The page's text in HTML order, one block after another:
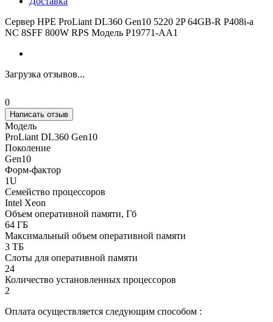
Сервер HPE ProLiant DL360 Gen10 5220 2P 64GB-R P408i-a
NC 8SFF 800W RPS Модель P19771-AA1
Загрузка отзывов...
0
Написать отзыв
Модель
ProLiant DL360 Gen10
Поколение
Gen10
Форм-фактор
1U
Семейство процессоров
Intel Xeon
Объем оперативной памяти, Гб
64 ГБ
Максимальный объем оперативной памяти
3 ТБ
Слоты для оперативной памяти
24
Количество установленных процессоров
2
Оплата осуществляется следующим способом :